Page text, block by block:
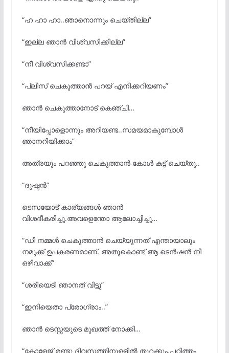
“ഹ ഹാ ഹാ..ഞാനൊന്നും ചെയ്തില്ല”
“ഇല്ല ഞാൻ വിശ്വസിക്കില്ല”
“നീ വിശ്വസിക്കണ്ടാ”
“പ്ലീസ് ചെകുത്താൻ പറയ് എനിക്കറിയണം”
ഞാൻ ചെകുത്താനോട് കെഞ്ചി…
“നീയിപ്പോളൊന്നും അറിയണ്ട..സമയമാകുമ്പോൾ
ഞാനറിയിക്കാം”
അത്രയും പറഞ്ഞു ചെകുത്താൻ കോൾ കട്ട് ചെയ്തു..
“ദുഷ്ടൻ”
ടെസയോട് കാര്യങ്ങൾ ഞാൻ
വിശദീകരിച്ചു.അവളെന്തോ ആലോച്ചിച്ചു…
“ഡീ നമ്മൾ ചെകുത്താൻ ചെയ്യുന്നത് എന്തായാലും
നമുക്ക് ഉപകരണമാണ്. അതുകൊണ്ട് ആ ടെൻഷൻ നീ
ഒഴിവാക്ക്”
“ശരിയെടീ ഞാനത് വിട്ടു”
“ഇനിയെതാ പ്രോഗ്രാം..”
ഞാൻ ടെസ്സയുടെ മുഖത്ത് നോക്കി…
“കോളേജ് രണ്ടു ദിവസത്തിനുള്ളിൽ തുറക്കും.പഠിത്തം